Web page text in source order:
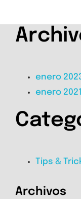
enero
enero 2021
Tips &
Archivos